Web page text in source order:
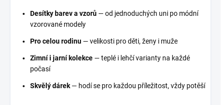
Desítky barev a vzorů — od jednoduchých uni po módní
vzorované modely
Pro celou rodinu — velikosti pro děti, ženy i muže
Zimní i jarní kolekce — teplé i lehčí varianty na každé
počasí
Skvělý dárek — hodí se pro každou příležitost, vždy potěší